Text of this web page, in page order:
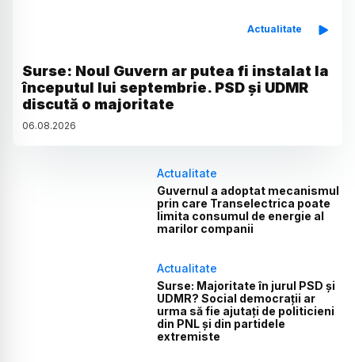
Actualitate
Surse: Noul Guvern ar putea fi instalat la
începutul lui septembrie. PSD și UDMR
discută o majoritate
06.08.2026
Actualitate
Guvernul a adoptat mecanismul
prin care Transelectrica poate
limita consumul de energie al
marilor companii
Actualitate
Surse: Majoritate în jurul PSD și
UDMR? Social democrații ar
urma să fie ajutați de politicieni
din PNL și din partidele
extremiste